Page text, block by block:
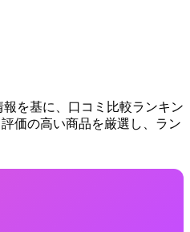
を基に、口コミ比較ランキン
価の高い商品を厳選し、ラン